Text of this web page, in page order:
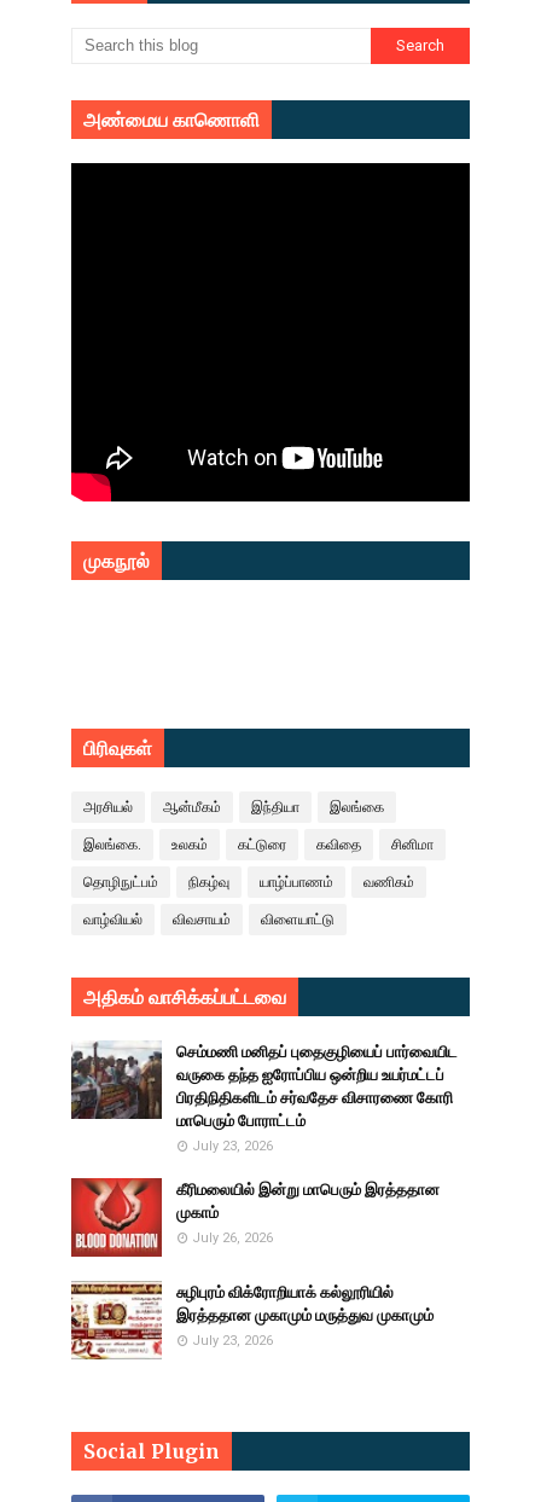
அண்மைய காணொளி
முகநூல்
பிரிவுகள்
அரசியல் ஆன்மீகம் இந்தியா இலங்கை
இலங்கை. உலகம் கட்டுரை கவிதை சினிமா
தொழிநுட்பம் நிகழ்வு யாழ்ப்பாணம் வணிகம்
வாழ்வியல் விவசாயம் விளையாட்டு
அதிகம் வாசிக்கப்பட்டவை
செம்மணி மனிதப் புதைகுழியைப் பார்வையிட
வருகை தந்த ஐரோப்பிய ஒன்றிய உயர்மட்டப்
பிரதிநிதிகளிடம் சர்வதேச விசாரணை கோரி
மாபெரும் போராட்டம்
July 23, 2026
கீரிமலையில் இன்று மாபெரும் இரத்ததான
முகாம்
July 26, 2026
சுழிபுரம் விக்ரோறியாக் கல்லூரியில்
இரத்ததான முகாமும் மருத்துவ முகாமும்
July 23, 2026
Social Plugin